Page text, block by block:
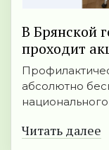
В Брянской
проходит
абсолютно
национального
Читать далее